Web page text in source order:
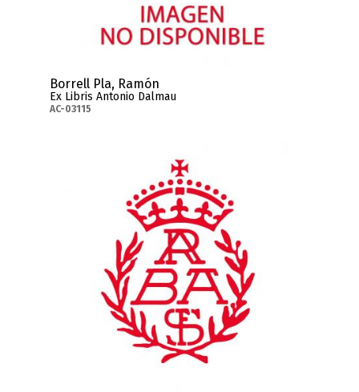
Borrell Pla, Ramón
Ex Libris Antonio Dalmau
AC-03115